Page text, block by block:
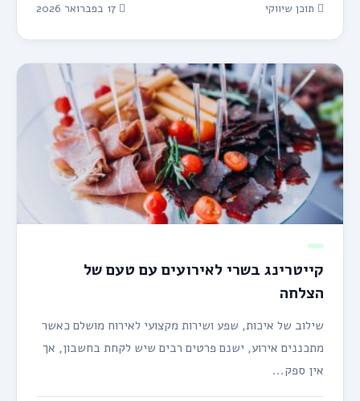
תוכן שיווקי
קייטרינג בשרי לאירועים עם טעם של
הצלחה
שילוב של איכות, שפע ושירות מקצועי לאירוח מושלם כאשר
מתכננים אירוע, ישנם פרטים רבים שיש לקחת בחשבון, אך
אין ספק...